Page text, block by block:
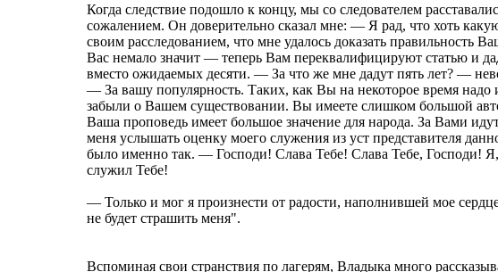
Когда следствие подошло к концу, мы со следователем
сожалением. Он доверительно сказал мне: — Я рад, что хоть
своим расследованием, что мне удалось доказать правильность
Вас немало значит — теперь Вам переквалифицируют статью и
вместо ожидаемых десяти. — За что же мне дадут пять лет? —
— За вашу популярность. Таких, как Вы на некоторое время надо
забыли о Вашем существовании. Вы имеете слишком большой
Ваша проповедь имеет большое значение для народа. За Вами
меня услышать оценку моего служения из уст представителя
было именно так. — Господи! Слава Тебе! Слава Тебе, Господи!
служил Тебе!
— Только и мог я произнести от радости, наполнившей мое
не будет страшить меня".
Вспоминая свои странствия по лагерям, Владыка много